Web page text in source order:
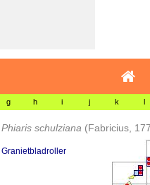
g h i j k l
Phiaris schulziana (Fabricius,
Granietbladroller